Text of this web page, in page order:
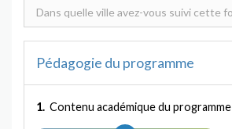
Pédagogie du programme
1. Contenu académique du programme